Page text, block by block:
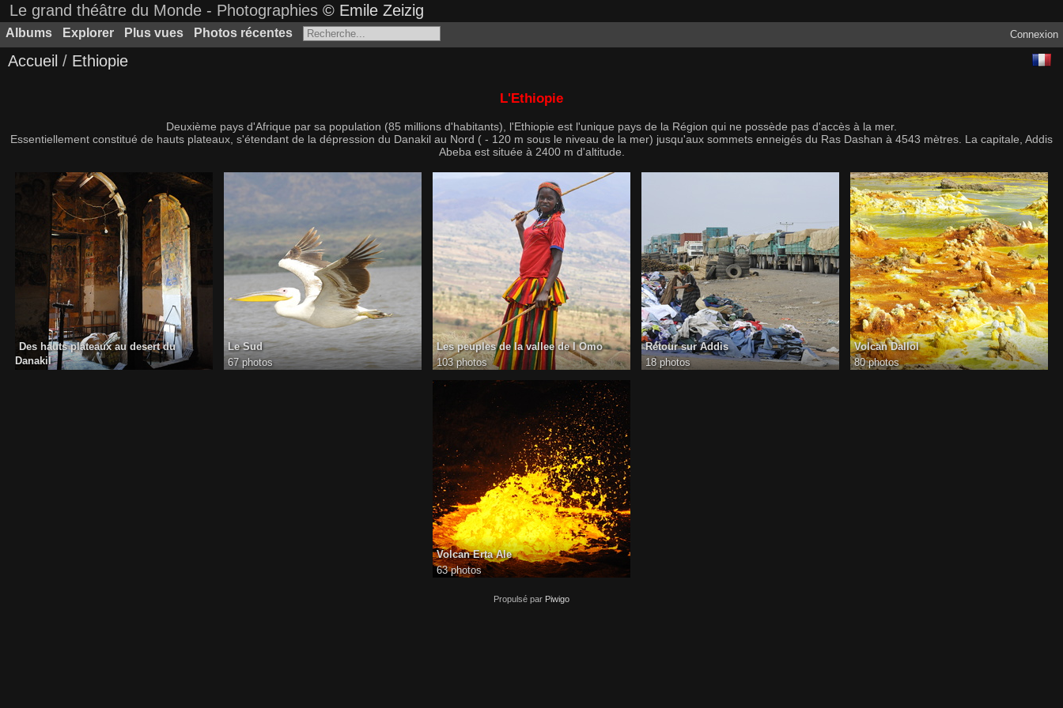
Le grand théâtre du Monde - Photographies © Emile Zeizig
Albums Explorer Plus vues Photos récentes Connexion
Accueil / Ethiopie
L'Ethiopie
Deuxième pays d'Afrique par sa population (85 millions d'habitants), l'Ethiopie est l'unique pays de la Région qui ne possède pas d'accès à la mer.
Essentiellement constitué de hauts plateaux, s'étendant de la dépression du Danakil au Nord ( - 120 m sous le niveau de la mer) jusqu'aux sommets enneigés du Ras Dashan à 4543 mètres. La capitale, Addis
Abeba est située à 2400 m d'altitude.
Des hauts plateaux au desert du
Danakil
Le Sud
67 photos
Les peuples de la vallee de l Omo
103 photos
Retour sur Addis
18 photos
Volcan Dallol
80 photos
Volcan Erta Ale
63 photos
Propulsé par Piwigo